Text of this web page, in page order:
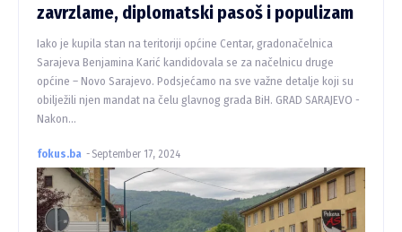
zavrzlame, diplomatski pasoš i populizam
Iako je kupila stan na teritoriji općine Centar, gradonačelnica
Sarajeva Benjamina Karić kandidovala se za načelnicu druge
općine – Novo Sarajevo. Podsjećamo na sve važne detalje koji su
obilježili njen mandat na čelu glavnog grada BiH. GRAD SARAJEVO -
Nakon...
fokus.ba - September 17, 2024